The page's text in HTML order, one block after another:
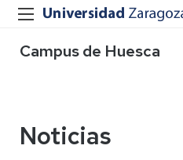
Campus de Huesca
Noticias